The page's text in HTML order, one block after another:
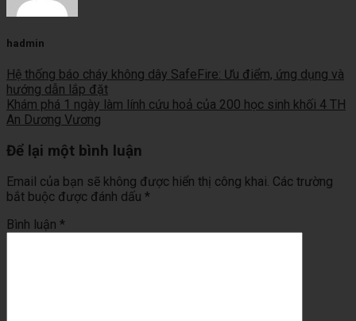
hadmin
Hệ thống báo cháy không dây SafeFire: Ưu điểm, ứng dụng và
hướng dẫn lắp đặt
Khám phá 1 ngày làm lính cứu hoả của 200 học sinh khối 4 TH
An Dương Vương
Để lại một bình luận
Email của bạn sẽ không được hiển thị công khai. Các trường
bắt buộc được đánh dấu *
Bình luận *